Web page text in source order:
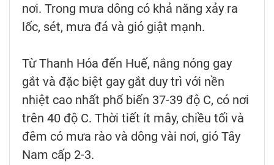
nơi. Trong mưa dông có khả năng xảy ra
lốc, sét, mưa đá và gió giật mạnh.
Từ Thanh Hóa đến Huế, nắng nóng gay
gắt và đặc biệt gay gắt duy trì với nền
nhiệt cao nhất phổ biến 37-39 độ C, có nơi
trên 40 độ C. Thời tiết ít mây, chiều tối và
đêm có mưa rào và dông vài nơi, gió Tây
Nam cấp 2-3.